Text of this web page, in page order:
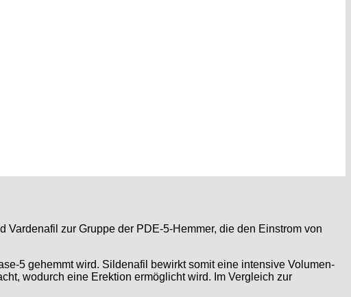
zur Gruppe der PDE-5-Hemmer, die den Einstrom von
5 gehemmt wird. Sildenafil bewirkt somit eine intensive Volumen-
wodurch eine Erektion ermöglicht wird. Im Vergleich zur